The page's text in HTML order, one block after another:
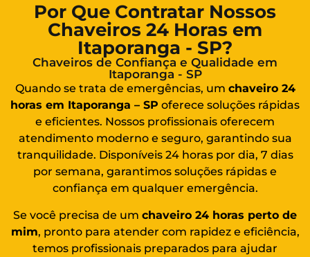
Por Que Contratar Nossos
Chaveiros 24 Horas em
Itaporanga - SP?
Chaveiros de Confiança e Qualidade em
Itaporanga - SP
Quando se trata de emergências, um chaveiro 24
horas em Itaporanga – SP oferece soluções rápidas
e eficientes. Nossos profissionais oferecem
atendimento moderno e seguro, garantindo sua
tranquilidade. Disponíveis 24 horas por dia, 7 dias
por semana, garantimos soluções rápidas e
confiança em qualquer emergência.
Se você precisa de um chaveiro 24 horas perto de
mim, pronto para atender com rapidez e eficiência,
temos profissionais preparados para ajudar